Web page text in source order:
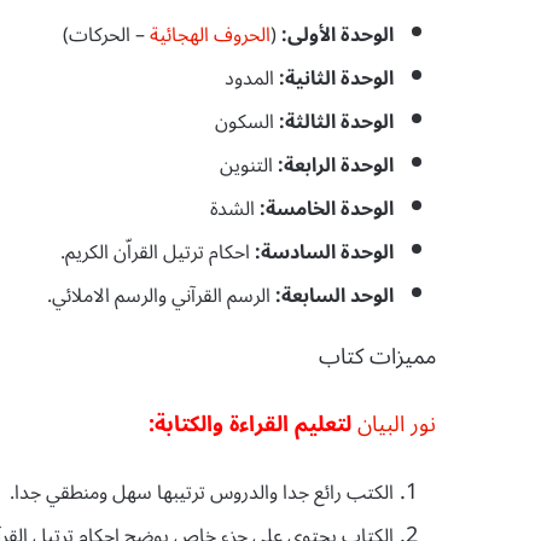
الوحدة الأولى:(الحروف الهجائية– الحركات)
الوحدة الثانية:المدود
الوحدة الثالثة:السكون
الوحدة الرابعة:التنوين
الوحدة الخامسة:الشدة
الوحدة السادسة:احكام ترتيل القراّن الكريم.
الوحد السابعة:الرسم القرآني والرسم الاملائي.
مميزات كتاب
نور البيانلتعليم القراءة والكتابة:
الكتب رائع جدا والدروس ترتيبها سهل ومنطقي جدا.